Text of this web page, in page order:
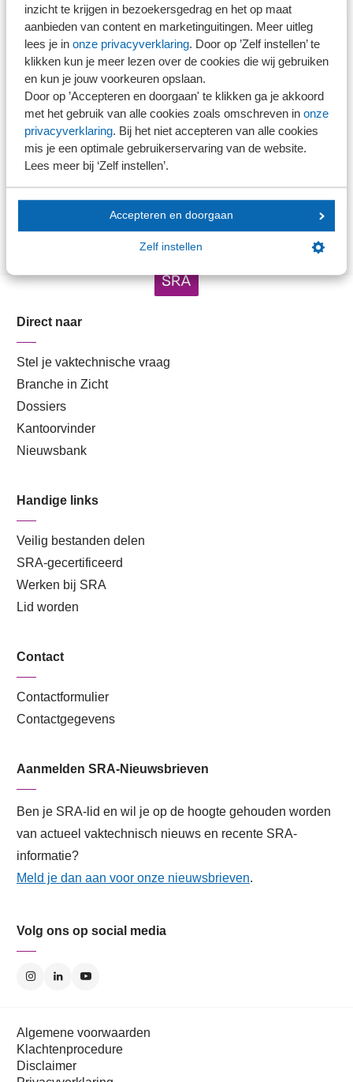
inzicht te krijgen in bezoekersgedrag en het op maat
aanbieden van content en marketinguitingen. Meer uitleg
lees je in onze privacyverklaring. Door op ’Zelf instellen’ te
klikken kun je meer lezen over de cookies die wij gebruiken
en kun je jouw voorkeuren opslaan.
Door op ’Accepteren en doorgaan' te klikken ga je akkoord
met het gebruik van alle cookies zoals omschreven in onze
privacyverklaring. Bij het niet accepteren van alle cookies
mis je een optimale gebruikerservaring van de website.
Lees meer bij ‘Zelf instellen’.
Accepteren en doorgaan
Zelf instellen
Meer over dit onderwerp
Arbeidsvoorwaarden
De kracht van een SRA-kantoor
Carrièremogelijkheden
Direct naar
Stel je vaktechnische vraag
Branche in Zicht
Dossiers
Kantoorvinder
Nieuwsbank
Handige links
Veilig bestanden delen
SRA-gecertificeerd
Werken bij SRA
Lid worden
Contact
Contactformulier
Contactgegevens
Aanmelden SRA-Nieuwsbrieven
Ben je SRA-lid en wil je op de hoogte gehouden worden
van actueel vaktechnisch nieuws en recente SRA-
informatie?
Meld je dan aan voor onze nieuwsbrieven.
Volg ons op social media
Algemene voorwaarden
Klachtenprocedure
Disclaimer